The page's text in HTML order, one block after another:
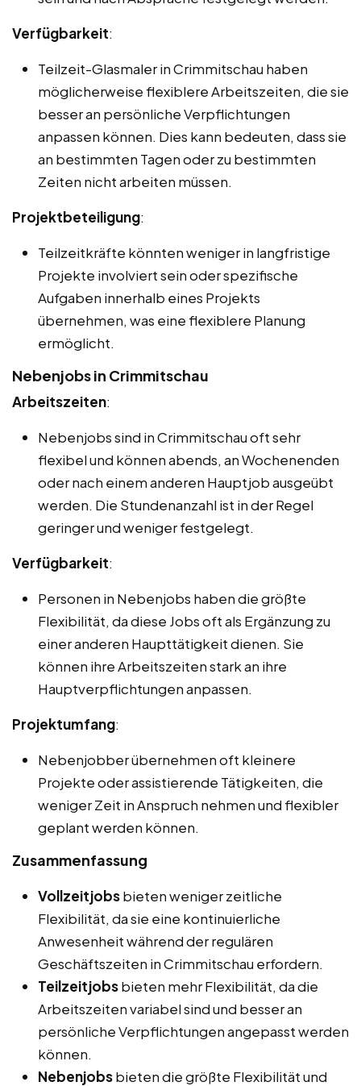
Verfügbarkeit:
Teilzeit-Glasmaler in Crimmitschau haben
möglicherweise flexiblere Arbeitszeiten, die sie
besser an persönliche Verpflichtungen
anpassen können. Dies kann bedeuten, dass sie
an bestimmten Tagen oder zu bestimmten
Zeiten nicht arbeiten müssen.
Projektbeteiligung:
Teilzeitkräfte könnten weniger in langfristige
Projekte involviert sein oder spezifische
Aufgaben innerhalb eines Projekts
übernehmen, was eine flexiblere Planung
ermöglicht.
Nebenjobs in Crimmitschau
Arbeitszeiten:
Nebenjobs sind in Crimmitschau oft sehr
flexibel und können abends, an Wochenenden
oder nach einem anderen Hauptjob ausgeübt
werden. Die Stundenanzahl ist in der Regel
geringer und weniger festgelegt.
Verfügbarkeit:
Personen in Nebenjobs haben die größte
Flexibilität, da diese Jobs oft als Ergänzung zu
einer anderen Haupttätigkeit dienen. Sie
können ihre Arbeitszeiten stark an ihre
Hauptverpflichtungen anpassen.
Projektumfang:
Nebenjobber übernehmen oft kleinere
Projekte oder assistierende Tätigkeiten, die
weniger Zeit in Anspruch nehmen und flexibler
geplant werden können.
Zusammenfassung
Vollzeitjobsbieten weniger zeitliche
Flexibilität, da sie eine kontinuierliche
Anwesenheit während der regulären
Geschäftszeiten in Crimmitschau erfordern.
Teilzeitjobsbieten mehr Flexibilität, da die
Arbeitszeiten variabel sind und besser an
persönliche Verpflichtungen angepasst werden
können.
Nebenjobsbieten die größte Flexibilität und